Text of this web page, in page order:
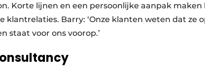
Korte lijnen en een persoonlijke aanpak maken
klantrelaties. Barry: ‘Onze klanten weten dat ze
staat voor ons voorop.’